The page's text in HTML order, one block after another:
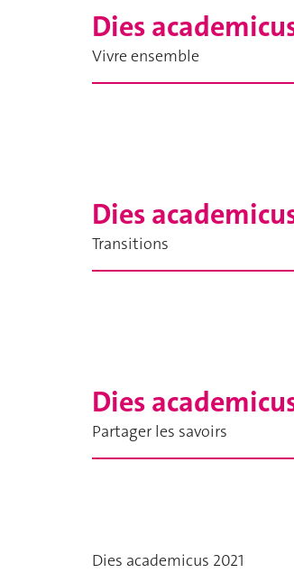
Dies
Vivre ensemble
Dies
Transitions
Dies
Partager les savoirs
Dies academicus 2021